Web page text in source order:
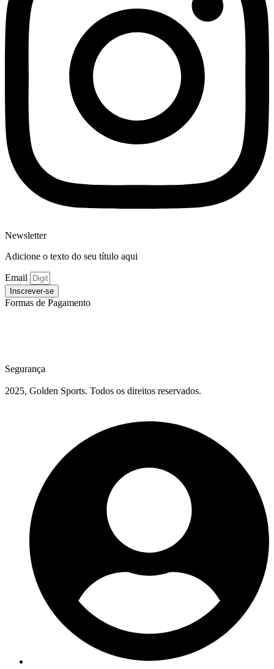
Newsletter
Adicione o texto do seu título aqui
Email
Inscrever-se
Formas de Pagamento
Segurança
2025, Golden Sports. Todos os direitos reservados.